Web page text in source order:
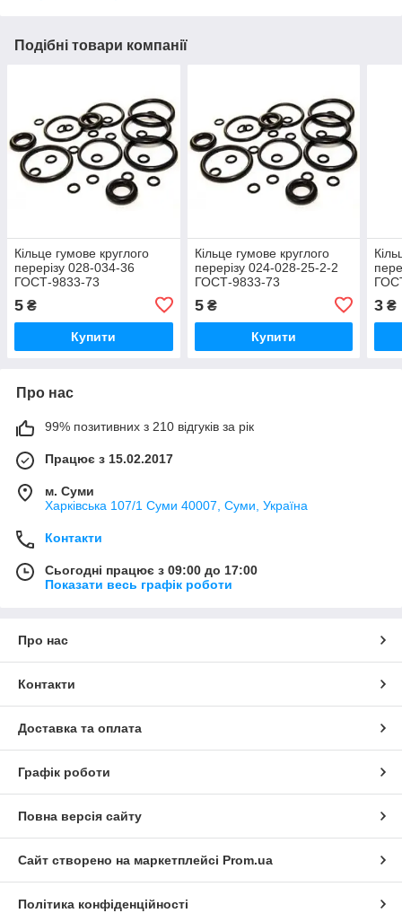
Подібні товари компанії
Кільце гумове круглого
перерізу 028-034-36
ГОСТ-9833-73
5 ₴
Купити
Кільце гумове круглого
перерізу 024-028-25-2-2
ГОСТ-9833-73
5₴
Купити
3 ₴
Про нас
99% позитивних з 210 відгуків за рік
Працює з 15.02.2017
м. Суми
Харківська 107/1 Суми 40007, Суми, Україна
Контакти
Сьогодні працює з 09:00 до 17:00
Показати весь графік роботи
Про нас
Контакти
Доставка та оплата
Графік роботи
Повна версія сайту
Сайт створено на маркетплейсі Prom.ua
Політика конфіденційності